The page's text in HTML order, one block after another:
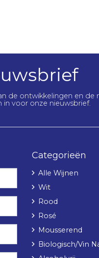
de ontwikkelingen en de
in voor onze nieuwsbrief.
Categorieën
Alle Wijnen
Wit
Rood
Rosé
Mousserend
Biologisch/Vin